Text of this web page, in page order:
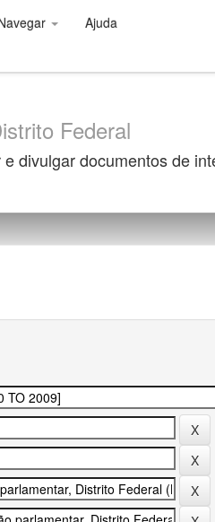
Ajuda
Federal
divulgar documentos de